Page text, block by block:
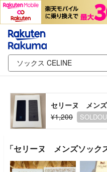
セリーヌ メン
¥1,200
「セリーヌ メンズソッ